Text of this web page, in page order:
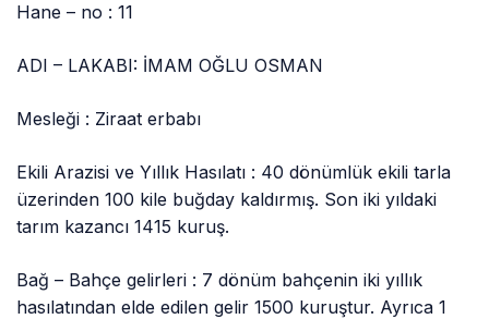
Hane – no : 11
ADI – LAKABI: İMAM OĞLU OSMAN
Mesleği : Ziraat erbabı
Ekili Arazisi ve Yıllık Hasılatı : 40 dönümlük ekili tarla
üzerinden 100 kile buğday kaldırmış. Son iki yıldaki
tarım kazancı 1415 kuruş.
Bağ – Bahçe gelirleri : 7 dönüm bahçenin iki yıllık
hasılatından elde edilen gelir 1500 kuruştur. Ayrıca 1